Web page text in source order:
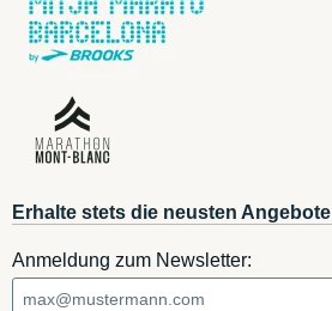
Erhalte stets die neusten Angebote
Anmeldung zum Newsletter: